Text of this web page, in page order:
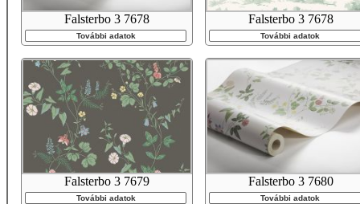
Falsterbo 3 7678
További adatok
Falsterbo 3 7678
További adatok
Falsterbo 3 7679
További adatok
Falsterbo 3 7680
További adatok